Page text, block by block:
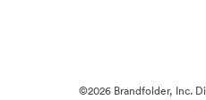
©2026 Brandfolder, Inc.